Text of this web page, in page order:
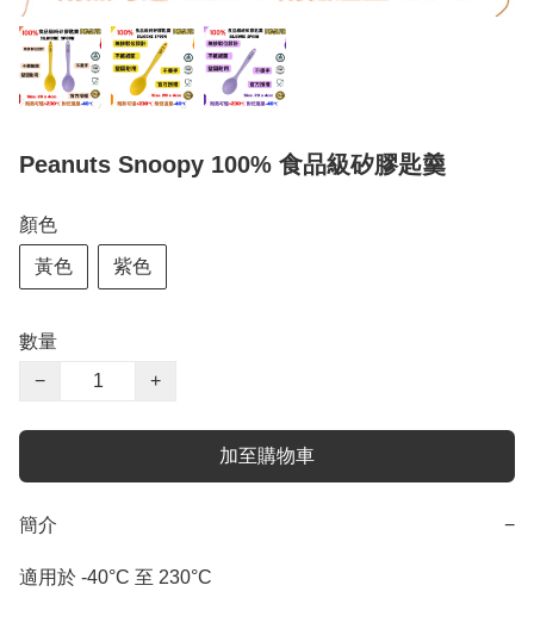
Peanuts Snoopy 100% 食品級矽膠匙羹
顏色
黃色 紫色
數量
−
+
加至購物車
簡介 −
適用於 -40°C 至 230°C